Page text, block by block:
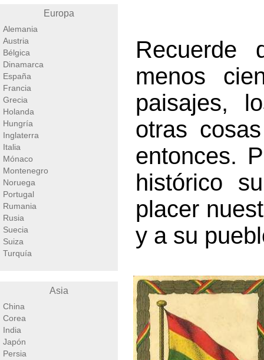
Europa
Alemania
Austria
Bélgica
Dinamarca
España
Francia
Grecia
Holanda
Hungría
Inglaterra
Italia
Mónaco
Montenegro
Noruega
Portugal
Rumania
Rusia
Suecia
Suiza
Turquía
Asia
China
Corea
India
Japón
Persia
Recuerde
menos
paisajes,
otras
entonces.
histórico
placer
y a su